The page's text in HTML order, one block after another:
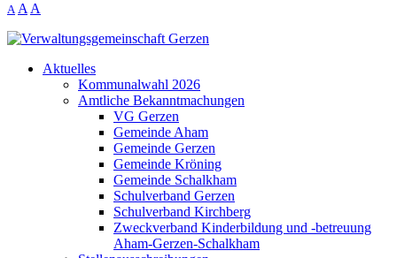
A A A
Aktuelles
Kommunalwahl 2026
Amtliche Bekanntmachungen
VG Gerzen
Gemeinde Aham
Gemeinde Gerzen
Gemeinde Kröning
Gemeinde Schalkham
Schulverband Gerzen
Schulverband Kirchberg
Zweckverband Kinderbildung und -betreuung
Aham-Gerzen-Schalkham